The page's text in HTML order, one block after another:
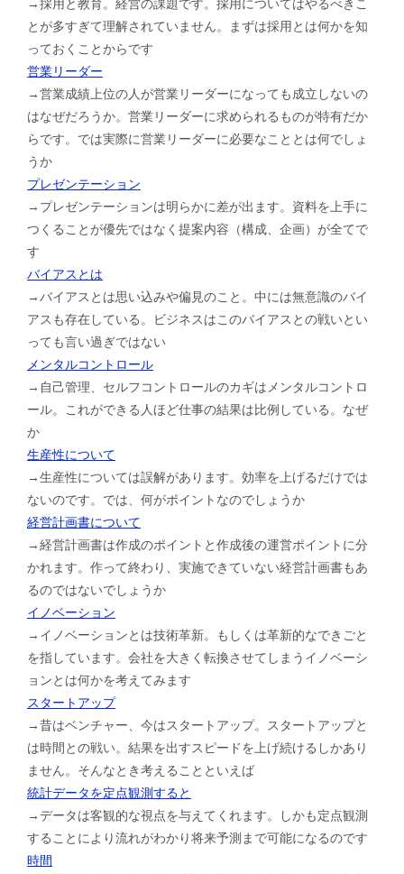
→採用と教育。経営の課題です。採用についてはやるべきこ
とが多すぎて理解されていません。まずは採用とは何かを知
っておくことからです
営業リーダー
→営業成績上位の人が営業リーダーになっても成立しないの
はなぜだろうか。営業リーダーに求められるものが特有だか
らです。では実際に営業リーダーに必要なこととは何でしょ
うか
プレゼンテーション
→プレゼンテーションは明らかに差が出ます。資料を上手に
つくることが優先ではなく提案内容（構成、企画）が全てで
す
バイアスとは
→バイアスとは思い込みや偏見のこと。中には無意識のバイ
アスも存在している。ビジネスはこのバイアスとの戦いとい
っても言い過ぎではない
メンタルコントロール
→自己管理、セルフコントロールのカギはメンタルコントロ
ール。これができる人ほど仕事の結果は比例している。なぜ
か
生産性について
→生産性については誤解があります。効率を上げるだけでは
ないのです。では、何がポイントなのでしょうか
経営計画書について
→経営計画書は作成のポイントと作成後の運営ポイントに分
かれます。作って終わり、実施できていない経営計画書もあ
るのではないでしょうか
イノベーション
→イノベーションとは技術革新。もしくは革新的なできごと
を指しています。会社を大きく転換させてしまうイノベーシ
ョンとは何かを考えてみます
スタートアップ
→昔はベンチャー、今はスタートアップ。スタートアップと
は時間との戦い。結果を出すスピードを上げ続けるしかあり
ません。そんなとき考えることといえば
統計データを定点観測すると
→データは客観的な視点を与えてくれます。しかも定点観測
することにより流れがわかり将来予測まで可能になるのです
時間